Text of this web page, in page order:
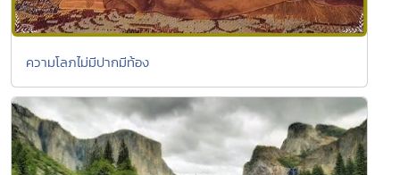
ความโลภไม่มีปากมีท้อง